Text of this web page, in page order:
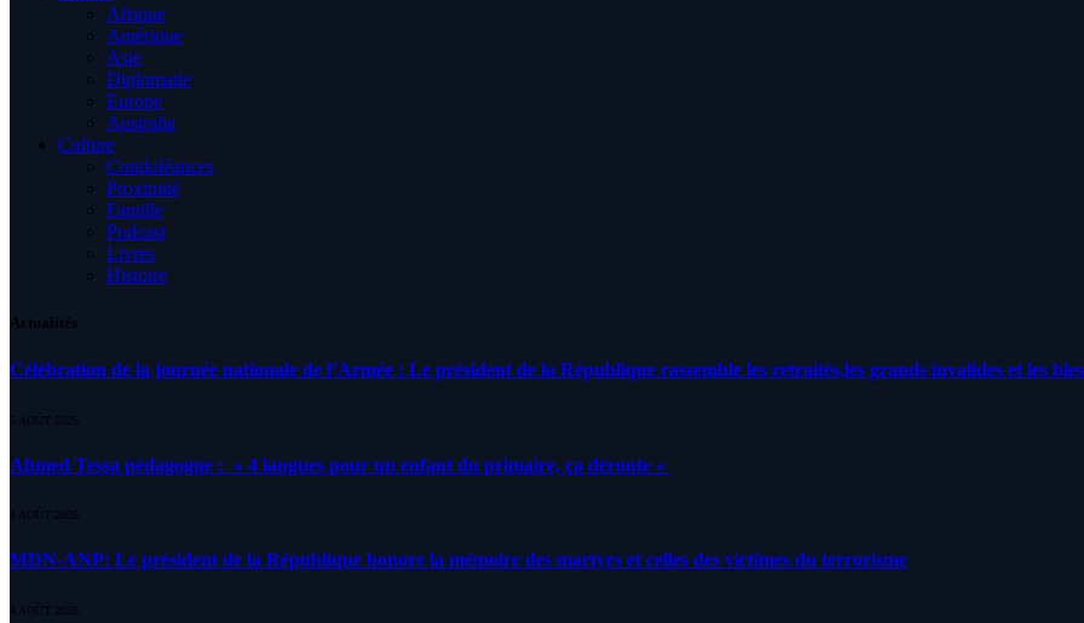
Afrique
Amérique
Asie
Diplomatie
Europe
Australia
Culture
Condoléances
Proximité
Famille
Podcast
Livres
Histoire
Actualités
Célébration de la journée nationale de l’Armée : Le président de la République rassemble les retraités,les grands invalides et les
5 AOÛT 2026
Ahmed Tessa pédagogue : » 4 langues pour un enfant du primaire, ça déroute «
4 AOÛT 2026
MDN-ANP: Le président de la République honore la mémoire des martyrs et celles des victimes du terrorisme
4 AOÛT 2026